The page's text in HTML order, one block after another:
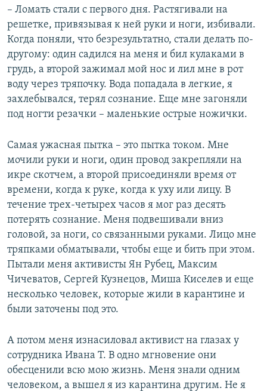
– Ломать стали с первого дня. Растягивали на
решетке, привязывая к ней руки и ноги, избивали.
Когда поняли, что безрезультатно, стали делать по-
другому: один садился на меня и бил кулаками в
грудь, а второй зажимал мой нос и лил мне в рот
воду через тряпочку. Вода попадала в легкие, я
захлебывался, терял сознание. Еще мне загоняли
под ногти резачки – маленькие острые ножички.
Самая ужасная пытка – это пытка током. Мне
мочили руки и ноги, один провод закрепляли на
икре скотчем, а второй присоединяли время от
времени, когда к руке, когда к уху или лицу. В
течение трех-четырех часов я мог раз десять
потерять сознание. Меня подвешивали вниз
головой, за ноги, со связанными руками. Лицо мне
тряпками обматывали, чтобы еще и бить при этом.
Пытали меня активисты Ян Рубец, Максим
Чичеватов, Сергей Кузнецов, Миша Киселев и еще
несколько человек, которые жили в карантине и
были заточены под это.
А потом меня изнасиловал активист на глазах у
сотрудника Ивана Т. В одно мгновение они
обесценили всю мою жизнь. Меня знали одним
человеком, а вышел я из карантина другим. Не я